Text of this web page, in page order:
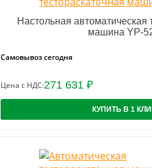
Настольная автоматическая
машина YP-
Самовывоз сегодня
Цена с НДС:271 631 ₽
КУПИТЬ В 1